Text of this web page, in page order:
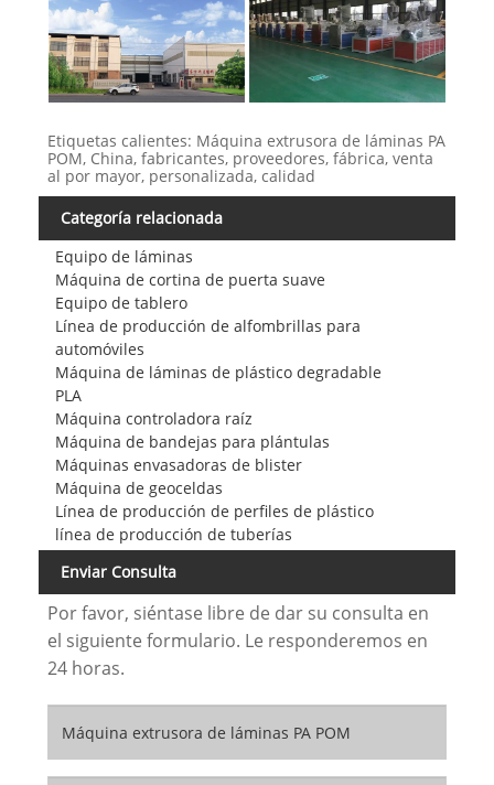
Etiquetas calientes: Máquina extrusora de láminas PA
POM, China, fabricantes, proveedores, fábrica, venta
al por mayor, personalizada, calidad
Categoría relacionada
Equipo de láminas
Máquina de cortina de puerta suave
Equipo de tablero
Línea de producción de alfombrillas para
automóviles
Máquina de láminas de plástico degradable
PLA
Máquina controladora raíz
Máquina de bandejas para plántulas
Máquinas envasadoras de blister
Máquina de geoceldas
Línea de producción de perfiles de plástico
línea de producción de tuberías
Enviar Consulta
Por favor, siéntase libre de dar su consulta en
el siguiente formulario. Le responderemos en
24 horas.